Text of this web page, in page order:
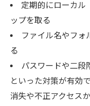
定期的にローカル
ップを取る
ファイル名やフォ
る
パスワードや二段
といった対策が有効
消失や不正アクセス